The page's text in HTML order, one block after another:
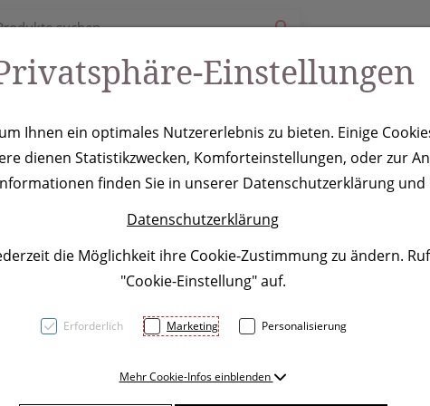
Tampa, braun
Doppelwandige Isolierflasche
Fassungsvermögen 500 ml -
Einstellungen
Ihnen ein optimales Nutzererlebnis zu bieten. Einige
dienen Statistikzwecken, Komforteinstellungen, oder zur
finden Sie in unserer Datenschutzerklärung und
Datenschutzerklärung
die Möglichkeit ihre Cookie-Zustimmung zu ändern.
"Cookie-Einstellung" auf.
Erforderlich Marketing Personalisierung
Mehr Cookie-Infos einblenden